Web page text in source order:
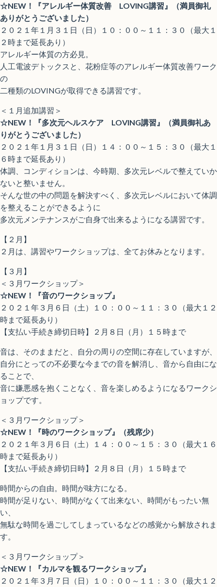
☆NEW！『アレルギー体質改善 LOVING講習』（満員御礼
ありがとうございました）
２０２１年１月３１日（日）１０：００～１１：３０（最大１
２時まで延長あり）
アレルギー体質の方必見。
人工電波デトックスと、花粉症等のアレルギー体質改善ワーク
の
二種類のLOVINGが取得できる講習です。
＜１月追加講習＞
☆NEW！『多次元ヘルスケア LOVING講習』（満員御礼あ
りがとうございました）
２０２１年１月３１日（日）１４：００～１５：３０（最大１
６時まで延長あり）
体調、コンディションは、今時期、多次元レベルで整えていか
ないと整いません。
そんな世の中の問題を解決すべく、多次元レベルにおいて体調
を整えることができるように
多次元メンテナンスがご自身で出来るようになる講習です。
【２月】
２月は、講習やワークショップは、全てお休みとなります。
【３月】
＜３月ワークショップ＞
☆NEW！『音のワークショップ』
２０２１年３月６日（土）１０：００～１１：３０（最大１２
時まで延長あり）
【支払い手続き締切日時】２月８日（月）１５時まで
音は、そのままだと、自分の周りの空間に存在していますが、
自分にとっての不必要な今までの音を解消し、音から自由にな
ることで、
音に嫌悪感を抱くことなく、音を楽しめるようになるワークシ
ョップです。
＜３月ワークショップ＞
☆NEW！『時のワークショップ』（残席少）
２０２１年３月６日（土）１４：００～１５：３０（最大１６
時まで延長あり）
【支払い手続き締切日時】２月８日（月）１５時まで
時間からの自由。時間が味方になる。
時間が足りない、時間がなくて出来ない、時間がもったい無
い、
無駄な時間を過ごしてしまっているなどの感覚から解放されま
す。
＜３月ワークショップ＞
☆NEW！『カルマを観るワークショップ』
２０２１年３月７日（日）１０：００～１１：３０（最大１２